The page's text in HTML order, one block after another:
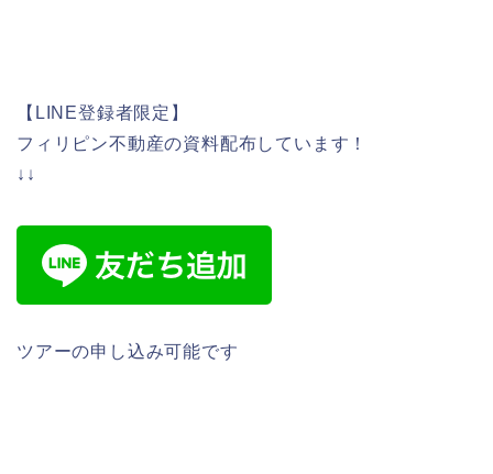
【LINE登録者限定】
フィリピン不動産の資料配布しています！
↓↓
ツアーの申し込み可能です